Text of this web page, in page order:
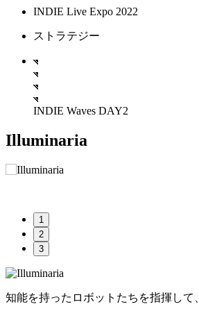
INDIE Live Expo 2022
ストラテジー
INDIE Waves DAY2
Illuminaria
1
2
3
知能を持ったロボットたちを指揮し